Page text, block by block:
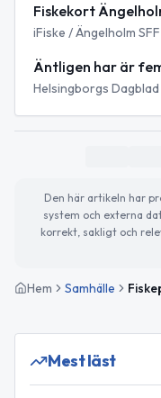
Fiskekort
iFiske / Ängelholm SFF
Äntligen har är
Helsingborgs Dagblad
Den här artikeln har
system och externa
korrekt, sakligt och
Hem Samhälle
Mest läst